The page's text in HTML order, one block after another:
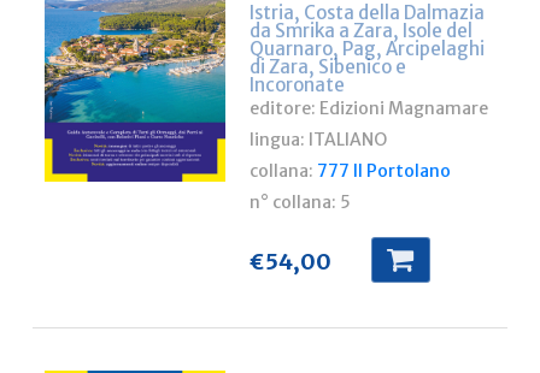
Istria, Costa della Dalmazia
da Smrika a Zara, Isole del
Quarnaro, Pag, Arcipelaghi
di Zara, Sibenico e
Incoronate
editore: Edizioni Magnamare
lingua: ITALIANO
collana: 777 Il Portolano
n° collana: 5
€54,00